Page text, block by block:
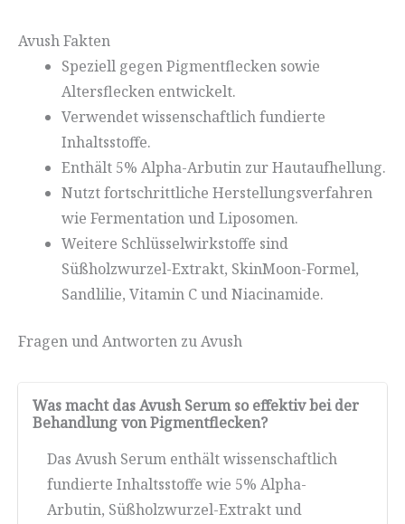
Avush Fakten
Speziell gegen Pigmentflecken sowie
Altersflecken entwickelt.
Verwendet wissenschaftlich fundierte
Inhaltsstoffe.
Enthält 5% Alpha-Arbutin zur Hautaufhellung.
Nutzt fortschrittliche Herstellungsverfahren
wie Fermentation und Liposomen.
Weitere Schlüsselwirkstoffe sind
Süßholzwurzel-Extrakt, SkinMoon-Formel,
Sandlilie, Vitamin C und Niacinamide.
Fragen und Antworten zu Avush
Was macht das Avush Serum so effektiv bei der
Behandlung von Pigmentflecken?
Das Avush Serum enthält wissenschaftlich
fundierte Inhaltsstoffe wie 5% Alpha-
Arbutin, Süßholzwurzel-Extrakt und